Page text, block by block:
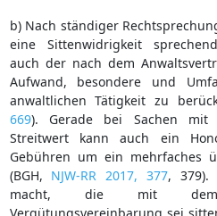
b) Nach ständiger
eine Sittenwidrigkeit
auch der nach dem
Aufwand, besondere und
anwaltlichen Tätigkeit zu
669). Gerade bei Sachen mit
Streitwert kann auch ein
Gebühren um ein mehrfaches
(BGH, NJW-RR 2017, 377, 379).
macht, die mit dem
Vergütungsvereinbarung sei